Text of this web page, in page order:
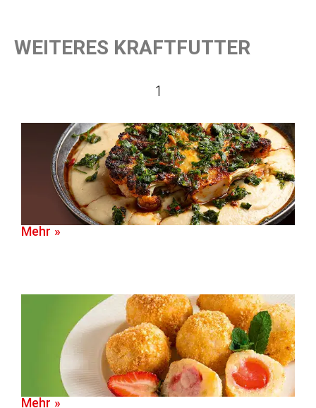
WEITERES KRAFTFUTTER
1
Mehr »
Mehr »